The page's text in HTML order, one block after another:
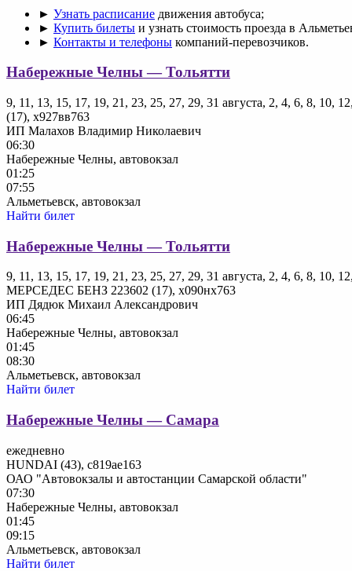
► Узнать расписание движения автобуса;
► Купить билеты и узнать стоимость проезда в
► Контакты и телефоны компаний-перевозчиков.
Набережные Челны — Тольятти
9, 11, 13, 15, 17, 19, 21, 23, 25, 27, 29, 31 августа, 2, 4, 6, 8, 10,
(17), х927вв763
ИП Малахов Владимир Николаевич
06:30
Набережные Челны, автовокзал
01:25
07:55
Альметьевск, автовокзал
Найти билет
Набережные Челны — Тольятти
9, 11, 13, 15, 17, 19, 21, 23, 25, 27, 29, 31 августа, 2, 4, 6, 8, 10,
МЕРСЕДЕС БЕНЗ 223602 (17), х090нх763
ИП Дядюк Михаил Александрович
06:45
Набережные Челны, автовокзал
01:45
08:30
Альметьевск, автовокзал
Найти билет
Набережные Челны — Самара
ежедневно
HUNDAI (43), с819ае163
ОАО "Автовокзалы и автостанции Самарской области"
07:30
Набережные Челны, автовокзал
01:45
09:15
Альметьевск, автовокзал
Найти билет